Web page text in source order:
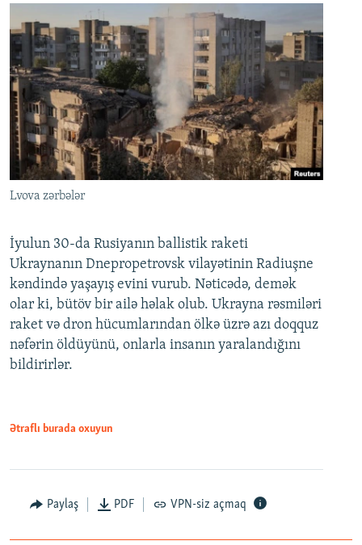
Lvova zərbələr
İyulun 30-da Rusiyanın ballistik raketi
Ukraynanın Dnepropetrovsk vilayətinin Radiuşne
kəndində yaşayış evini vurub. Nəticədə, demək
olar ki, bütöv bir ailə həlak olub. Ukrayna rəsmiləri
raket və dron hücumlarından ölkə üzrə azı doqquz
nəfərin öldüyünü, onlarla insanın yaralandığını
bildirirlər.
Ətraflı burada oxuyun
Paylaş PDF VPN-siz açmaq